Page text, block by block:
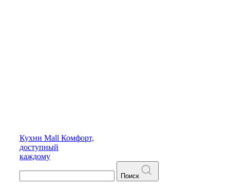
Кухни Mall Комфорт,
доступный
каждому
Поиск